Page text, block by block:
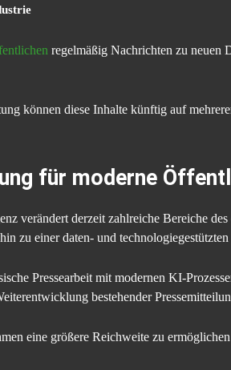
regelmäßig Nachrichten zu neuen
können diese Inhalte künftig auf
für moderne
verändert derzeit zahlreiche Bereiche
zu einer daten- und
Pressearbeit mit modernen KI-
bestehender
eine größere Reichweite zu